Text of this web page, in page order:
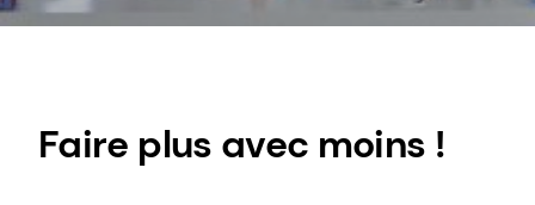
Faire plus avec moins !